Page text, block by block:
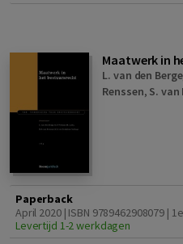
Maatwerk in
L. van den Berge
Renssen, S. van
Paperback
April 2020 | ISBN 9789462908079 |
Levertijd 1-2 werkdagen